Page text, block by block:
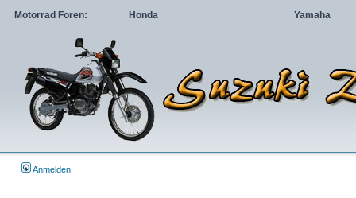
Motorrad Foren: Honda Yamaha
Anmelden